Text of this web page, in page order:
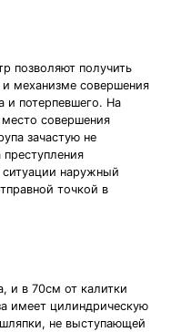
позволяют получить
механизме совершения
и потерпевшего. На
совершения
зачастую не
наружный
точкой в
и в 70см от калитки
имеет цилиндрическую
не выступающей